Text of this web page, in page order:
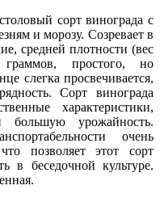
сорт винограда c
и морозу. Созревает в
средней плотности (вес
простого, но
слегка просвечивается,
Сорт винограда
характеристики,
большую урожайность.
очень
позволяет этот сорт
в беседочной культуре.